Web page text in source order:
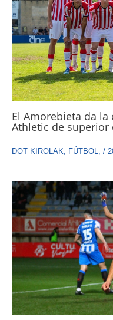
El Amorebieta da
Athletic de superior
DOT KIROLAK FÚTBOL /